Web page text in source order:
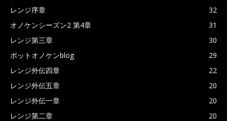
レンジ序章
32
オノケンシーズン2 第4章
31
レンジ第三章
30
ポットオノケンblog
29
レンジ外伝四章
22
レンジ外伝五章
20
レンジ外伝一章
20
レンジ第二章
20